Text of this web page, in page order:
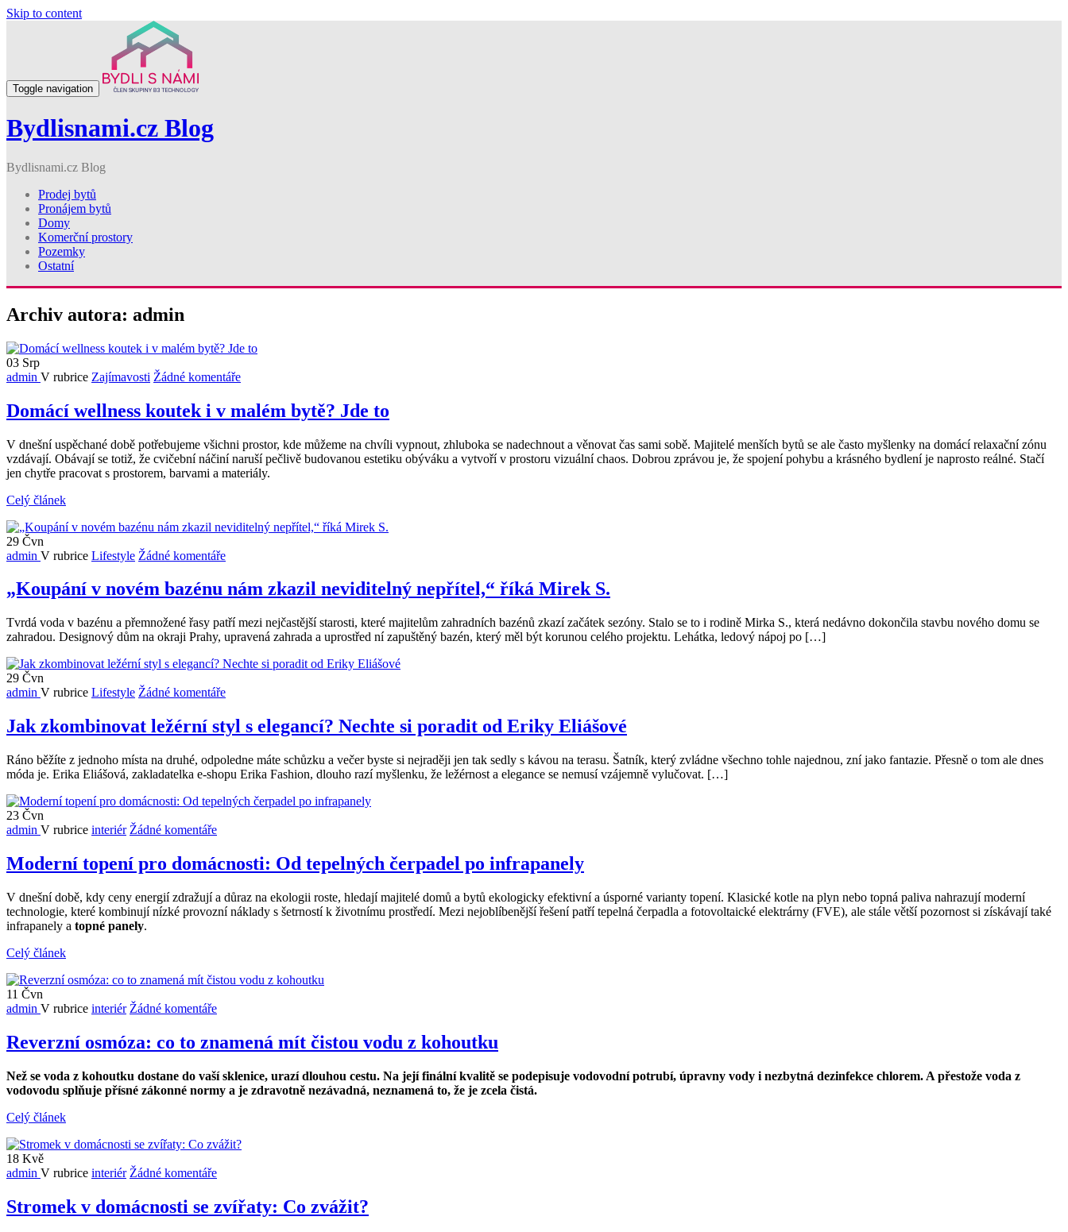
Skip to content
Toggle navigation
Bydlisnami.cz Blog
Bydlisnami.cz Blog
Prodej bytů
Pronájem bytů
Domy
Komerční prostory
Pozemky
Ostatní
Archiv autora: admin
03 Srp
admin V rubrice Zajímavosti Žádné komentáře
Domácí wellness koutek i v malém bytě? Jde to
V dnešní uspěchané době potřebujeme všichni prostor, kde můžeme na chvíli vypnout, zhluboka se nadechnout a věnovat čas sami sobě. Majitelé menších bytů se ale často myšlenky na domácí relaxační zónu
vzdávají. Obávají se totiž, že cvičební náčiní naruší pečlivě budovanou estetiku obýváku a vytvoří v prostoru vizuální chaos. Dobrou zprávou je, že spojení pohybu a krásného bydlení je naprosto reálné. Stačí
jen chytře pracovat s prostorem, barvami a materiály.
Celý článek
29 Čvn
admin V rubrice Lifestyle Žádné komentáře
„Koupání v novém bazénu nám zkazil neviditelný nepřítel,“ říká Mirek S.
Tvrdá voda v bazénu a přemnožené řasy patří mezi nejčastější starosti, které majitelům zahradních bazénů zkazí začátek sezóny. Stalo se to i rodině Mirka S., která nedávno dokončila stavbu nového domu se
zahradou. Designový dům na okraji Prahy, upravená zahrada a uprostřed ní zapuštěný bazén, který měl být korunou celého projektu. Lehátka, ledový nápoj po […]
29 Čvn
admin V rubrice Lifestyle Žádné komentáře
Jak zkombinovat ležérní styl s elegancí? Nechte si poradit od Eriky Eliášové
Ráno běžíte z jednoho místa na druhé, odpoledne máte schůzku a večer byste si nejraději jen tak sedly s kávou na terasu. Šatník, který zvládne všechno tohle najednou, zní jako fantazie. Přesně o tom ale dnes
móda je. Erika Eliášová, zakladatelka e-shopu Erika Fashion, dlouho razí myšlenku, že ležérnost a elegance se nemusí vzájemně vylučovat. […]
23 Čvn
admin V rubrice interiér Žádné komentáře
Moderní topení pro domácnosti: Od tepelných čerpadel po infrapanely
V dnešní době, kdy ceny energií zdražují a důraz na ekologii roste, hledají majitelé domů a bytů ekologicky efektivní a úsporné varianty topení. Klasické kotle na plyn nebo topná paliva nahrazují moderní
technologie, které kombinují nízké provozní náklady s šetrností k životnímu prostředí. Mezi nejoblíbenější řešení patří tepelná čerpadla a fotovoltaické elektrárny (FVE), ale stále větší pozornost si získávají také
infrapanely a topné panely.
Celý článek
11 Čvn
admin V rubrice interiér Žádné komentáře
Reverzní osmóza: co to znamená mít čistou vodu z kohoutku
Než se voda z kohoutku dostane do vaší sklenice, urazí dlouhou cestu. Na její finální kvalitě se podepisuje vodovodní potrubí, úpravny vody i nezbytná dezinfekce chlorem. A přestože voda z
vodovodu splňuje přísné zákonné normy a je zdravotně nezávadná, neznamená to, že je zcela čistá.
Celý článek
18 Kvě
admin V rubrice interiér Žádné komentáře
Stromek v domácnosti se zvířaty: Co zvážit?